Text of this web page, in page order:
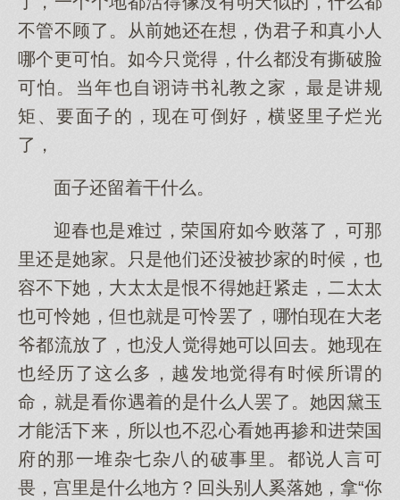
不管不顾了。从前她还在想，伪君子和真小人
哪个更可怕。如今只觉得，什么都没有撕破脸
可怕。当年也自诩诗书礼教之家，最是讲规
矩、要面子的，现在可倒好，横竖里子烂光
了，
面子还留着干什么。
迎春也是难过，荣国府如今败落了，可那
里还是她家。只是他们还没被抄家的时候，也
容不下她，大太太是恨不得她赶紧走，二太太
也可怜她，但也就是可怜罢了，哪怕现在大老
爷都流放了，也没人觉得她可以回去。她现在
也经历了这么多，越发地觉得有时候所谓的
命，就是看你遇着的是什么人罢了。她因黛玉
才能活下来，所以也不忍心看她再掺和进荣国
府的那一堆杂七杂八的破事里。都说人言可
畏，宫里是什么地方？回头别人奚落她，拿“你